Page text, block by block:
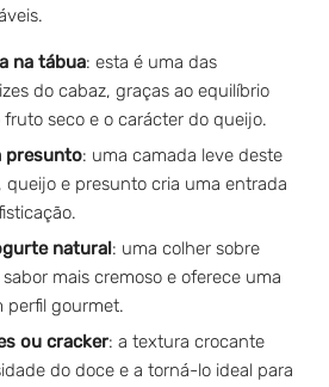
na tábua: esta é uma das
do cabaz, graças ao equilíbrio
seco e o carácter do queijo.
presunto: uma camada leve deste
queijo e presunto cria uma entrada
natural: uma colher sobre
mais cremoso e oferece uma
perfil gourmet.
ou cracker: a textura crocante
do doce e a torná-lo ideal para